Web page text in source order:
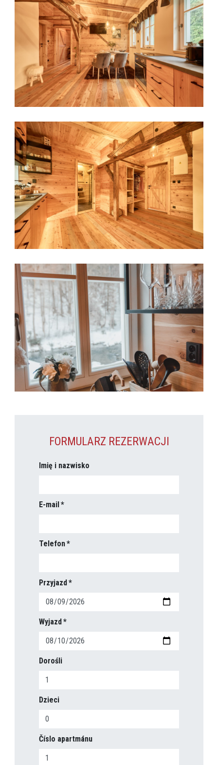
FORMULARZ REZERWACJI
Imię i nazwisko
E-mail
Telefon
Przyjazd
Wyjazd
Dorośli
Dzieci
Číslo apartmánu